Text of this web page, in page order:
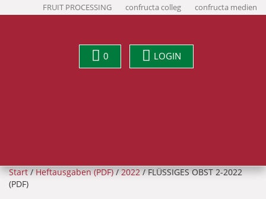
FRUIT PROCESSING confructa colleg confructa medien
0 LOGIN
Start/Heftausgaben (PDF)/2022/ FLÜSSIGES OBST 2-2022
(PDF)